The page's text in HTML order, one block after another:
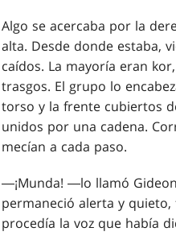
Algo se acercaba por la
alta. Desde donde estaba,
caídos. La mayoría eran
trasgos. El grupo lo
torso y la frente cubiertos
unidos por una cadena.
mecían a cada paso.
―¡Munda! ―lo llamó
permaneció alerta y
procedía la voz que había